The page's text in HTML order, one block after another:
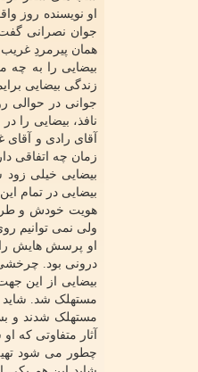
او نویسنده روز
جوان نصرانی
همان پیرمردِ
بیضایی را به چه
زندگی بیضایی
جوانی در حوالی
نافذ، بیضایی را
آقای رادی و آقای
زمان چه اتفاقی
بیضایی خیلی
بیضایی در تمام
هویت خودش و
ولی نمی توانیم
او پرسش هایش
درونی بود.
بیضایی از این
مستهلک شد. شاید
مستهلک شدند و
آثار متفاوتی که
چطور می شود